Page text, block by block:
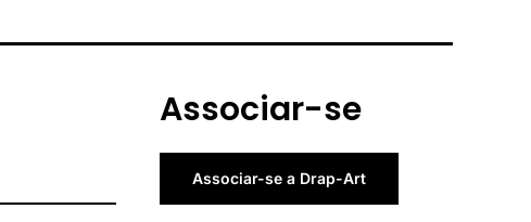
Associar-se
Associar-se a Drap-Art